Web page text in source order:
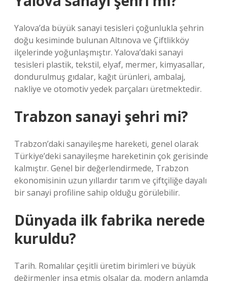
Yalova’da büyük sanayi tesisleri çoğunlukla şehrin
doğu kesiminde bulunan Altınova ve Çiftlikköy
ilçelerinde yoğunlaşmıştır. Yalova’daki sanayi
tesisleri plastik, tekstil, elyaf, mermer, kimyasallar,
dondurulmuş gıdalar, kağıt ürünleri, ambalaj,
nakliye ve otomotiv yedek parçaları üretmektedir.
Trabzon sanayi şehri mi?
Trabzon’daki sanayileşme hareketi, genel olarak
Türkiye’deki sanayileşme hareketinin çok gerisinde
kalmıştır. Genel bir değerlendirmede, Trabzon
ekonomisinin uzun yıllardır tarım ve çiftçiliğe dayalı
bir sanayi profiline sahip olduğu görülebilir.
Dünyada ilk fabrika nerede
kuruldu?
Tarih. Romalılar çeşitli üretim birimleri ve büyük
değirmenler inşa etmiş olsalar da, modern anlamda